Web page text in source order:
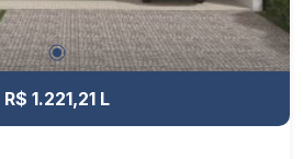
R$ 1.221,21 L